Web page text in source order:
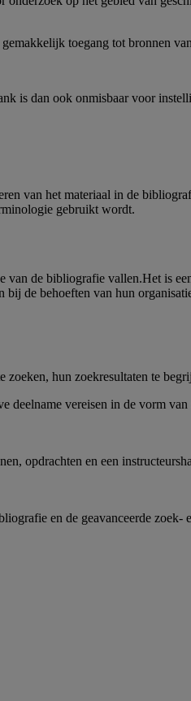
toegang tot bronnen
is dan ook onmisbaar voor
van het materiaal in de
gebruikt wordt.
de bibliografie vallen.Het is
bij de behoeften van hun
hun zoekresultaten te
vereisen in de vorm
opdrachten en een
en de geavanceerde